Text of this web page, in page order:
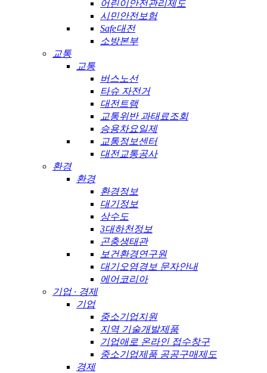
어린이안전관리제도
시민안전보험
Safe대전
소방본부
교통
교통
버스노선
타슈 자전거
대전트램
교통위반 과태료조회
승용차요일제
교통정보센터
대전교통공사
환경
환경
환경정보
대기정보
상수도
3대하천정보
곤충생태관
보건환경연구원
대기오염경보 문자안내
에어코리아
기업 · 경제
기업
중소기업지원
지역 기술개발제품
기업애로 온라인 접수창구
중소기업제품 공공구매제도
경제